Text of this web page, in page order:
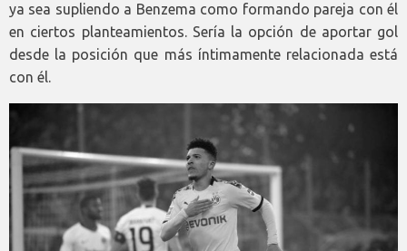
ya sea supliendo a Benzema como formando pareja con él
en ciertos planteamientos. Sería la opción de aportar gol
desde la posición que más íntimamente relacionada está
con él.